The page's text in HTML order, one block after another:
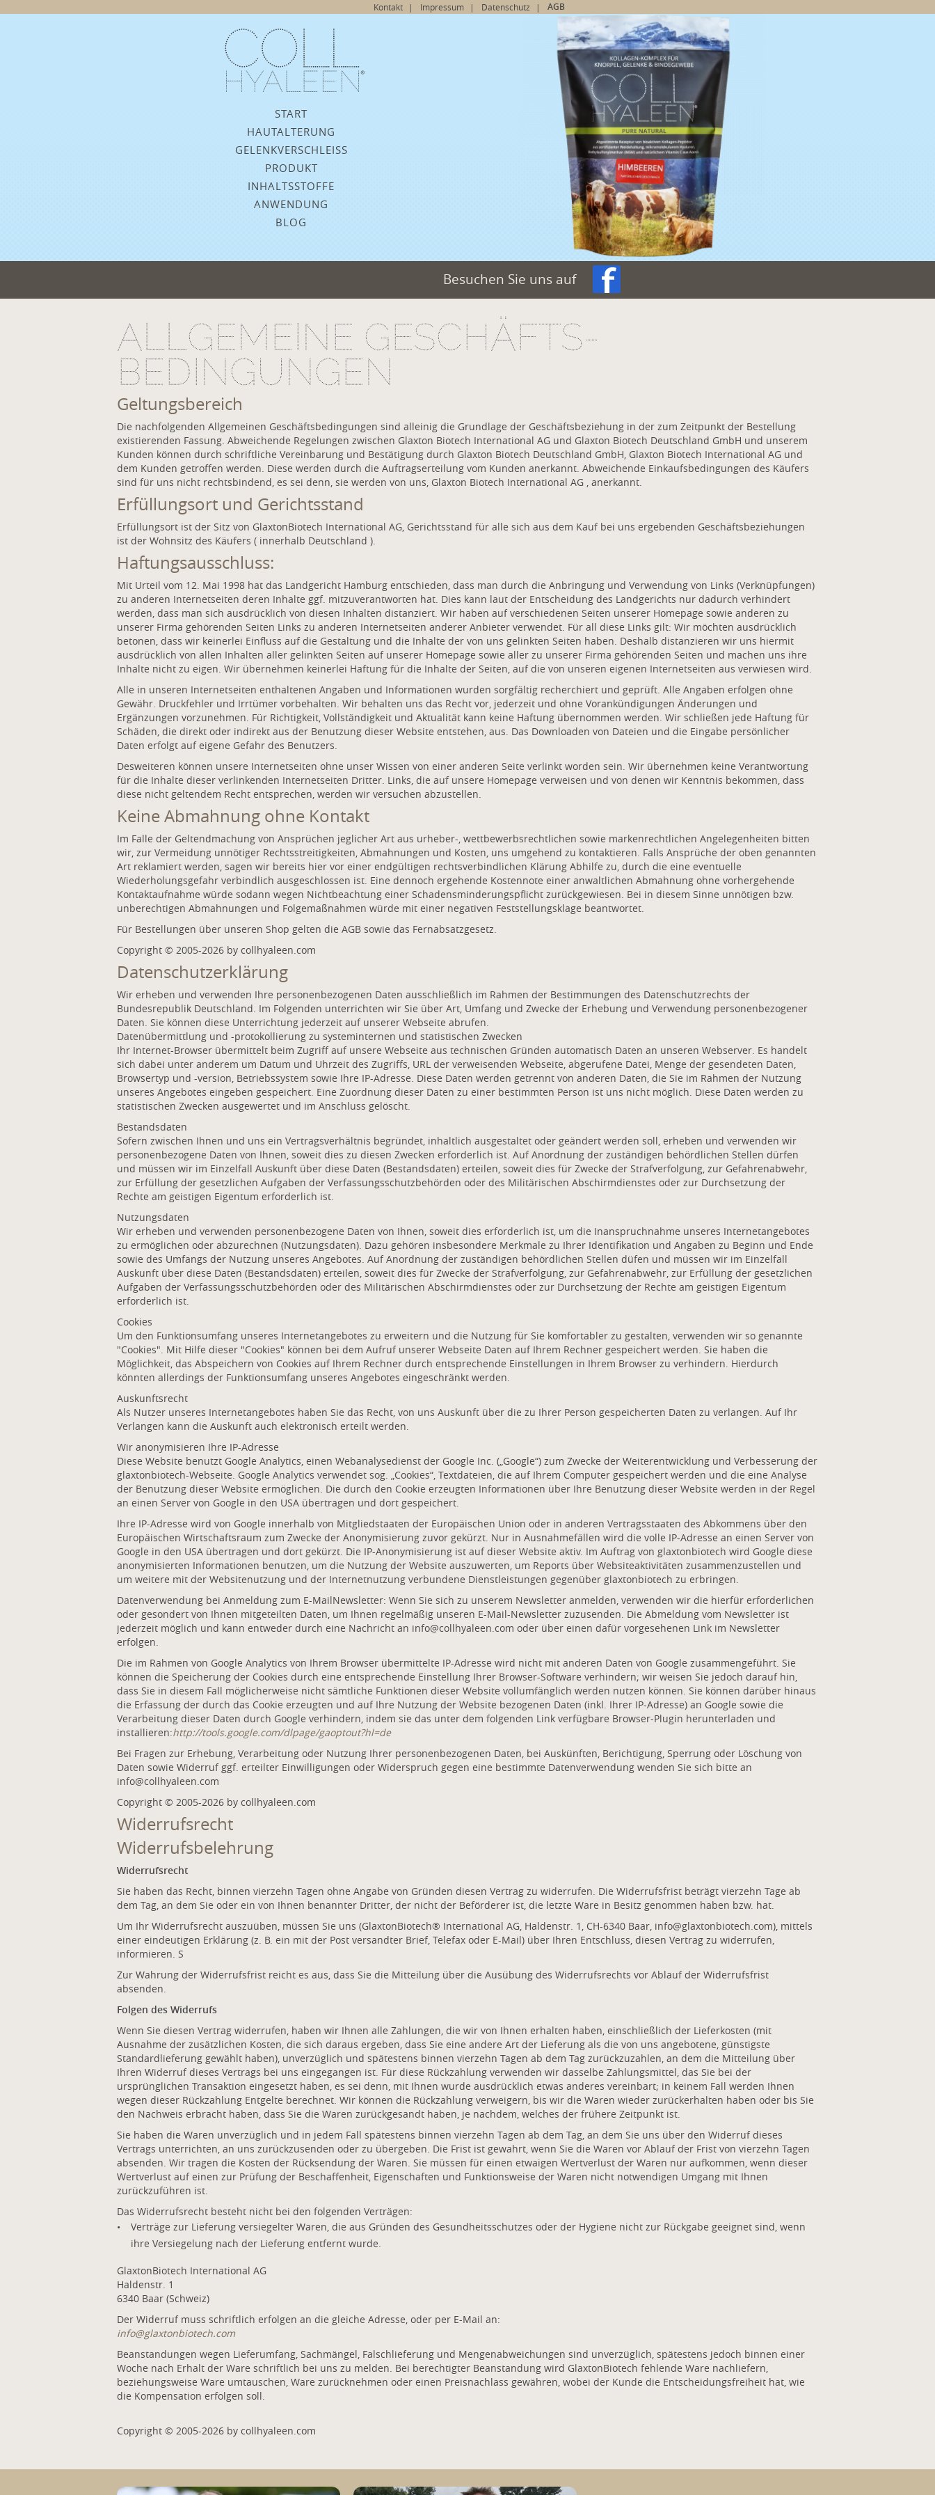
Navigation
Kontakt Impressum Datenschutz AGB
Navigation
START
HAUTALTERUNG
GELENKVERSCHLEISS
PRODUKT
INHALTSSTOFFE
ANWENDUNG
BLOG
Besuchen Sie uns auf
ALLGEMEINE GESCHÄFTS­
BEDINGUNGEN
Geltungsbereich
Die nachfolgenden Allgemeinen Geschäftsbedingungen sind alleinig die Grundlage der Geschäftsbeziehung in der zum Zeitpunkt der Bestellung
existierenden Fassung. Abweichende Regelungen zwischen Glaxton Biotech International AG und Glaxton Biotech Deutschland GmbH und unserem
Kunden können durch schriftliche Vereinbarung und Bestätigung durch Glaxton Biotech Deutschland GmbH, Glaxton Biotech International AG und
dem Kunden getroffen werden. Diese werden durch die Auftragserteilung vom Kunden anerkannt. Abweichende Einkaufsbedingungen des Käufers
sind für uns nicht rechtsbindend, es sei denn, sie werden von uns, Glaxton Biotech International AG , anerkannt.
Erfüllungsort und Gerichtsstand
Erfüllungsort ist der Sitz von GlaxtonBiotech International AG, Gerichtsstand für alle sich aus dem Kauf bei uns ergebenden Geschäftsbeziehungen
ist der Wohnsitz des Käufers ( innerhalb Deutschland ).
Haftungsausschluss:
Mit Urteil vom 12. Mai 1998 hat das Landgericht Hamburg entschieden, dass man durch die Anbringung und Verwendung von Links (Verknüpfungen)
zu anderen Internetseiten deren Inhalte ggf. mitzuverantworten hat. Dies kann laut der Entscheidung des Landgerichts nur dadurch verhindert
werden, dass man sich ausdrücklich von diesen Inhalten distanziert. Wir haben auf verschiedenen Seiten unserer Homepage sowie anderen zu
unserer Firma gehörenden Seiten Links zu anderen Internetseiten anderer Anbieter verwendet. Für all diese Links gilt: Wir möchten ausdrücklich
betonen, dass wir keinerlei Einfluss auf die Gestaltung und die Inhalte der von uns gelinkten Seiten haben. Deshalb distanzieren wir uns hiermit
ausdrücklich von allen Inhalten aller gelinkten Seiten auf unserer Homepage sowie aller zu unserer Firma gehörenden Seiten und machen uns ihre
Inhalte nicht zu eigen. Wir übernehmen keinerlei Haftung für die Inhalte der Seiten, auf die von unseren eigenen Internetseiten aus verwiesen wird.
Alle in unseren Internetseiten enthaltenen Angaben und Informationen wurden sorgfältig recherchiert und geprüft. Alle Angaben erfolgen ohne
Gewähr. Druckfehler und Irrtümer vorbehalten. Wir behalten uns das Recht vor, jederzeit und ohne Vorankündigungen Änderungen und
Ergänzungen vorzunehmen. Für Richtigkeit, Vollständigkeit und Aktualität kann keine Haftung übernommen werden. Wir schließen jede Haftung für
Schäden, die direkt oder indirekt aus der Benutzung dieser Website entstehen, aus. Das Downloaden von Dateien und die Eingabe persönlicher
Daten erfolgt auf eigene Gefahr des Benutzers.
Desweiteren können unsere Internetseiten ohne unser Wissen von einer anderen Seite verlinkt worden sein. Wir übernehmen keine Verantwortung
für die Inhalte dieser verlinkenden Internetseiten Dritter. Links, die auf unsere Homepage verweisen und von denen wir Kenntnis bekommen, dass
diese nicht geltendem Recht entsprechen, werden wir versuchen abzustellen.
Keine Abmahnung ohne Kontakt
Im Falle der Geltendmachung von Ansprüchen jeglicher Art aus urheber-, wettbewerbsrechtlichen sowie markenrechtlichen Angelegenheiten bitten
wir, zur Vermeidung unnötiger Rechtsstreitigkeiten, Abmahnungen und Kosten, uns umgehend zu kontaktieren. Falls Ansprüche der oben genannten
Art reklamiert werden, sagen wir bereits hier vor einer endgültigen rechtsverbindlichen Klärung Abhilfe zu, durch die eine eventuelle
Wiederholungsgefahr verbindlich ausgeschlossen ist. Eine dennoch ergehende Kostennote einer anwaltlichen Abmahnung ohne vorhergehende
Kontaktaufnahme würde sodann wegen Nichtbeachtung einer Schadensminderungspflicht zurückgewiesen. Bei in diesem Sinne unnötigen bzw.
unberechtigen Abmahnungen und Folgemaßnahmen würde mit einer negativen Feststellungsklage beantwortet.
Für Bestellungen über unseren Shop gelten die AGB sowie das Fernabsatzgesetz.
Copyright © 2005-2026 by collhyaleen.com
Datenschutzerklärung
Wir erheben und verwenden Ihre personenbezogenen Daten ausschließlich im Rahmen der Bestimmungen des Datenschutzrechts der
Bundesrepublik Deutschland. Im Folgenden unterrichten wir Sie über Art, Umfang und Zwecke der Erhebung und Verwendung personenbezogener
Daten. Sie können diese Unterrichtung jederzeit auf unserer Webseite abrufen.
Datenübermittlung und -protokollierung zu systeminternen und statistischen Zwecken
Ihr Internet-Browser übermittelt beim Zugriff auf unsere Webseite aus technischen Gründen automatisch Daten an unseren Webserver. Es handelt
sich dabei unter anderem um Datum und Uhrzeit des Zugriffs, URL der verweisenden Webseite, abgerufene Datei, Menge der gesendeten Daten,
Browsertyp und -version, Betriebssystem sowie Ihre IP-Adresse. Diese Daten werden getrennt von anderen Daten, die Sie im Rahmen der Nutzung
unseres Angebotes eingeben gespeichert. Eine Zuordnung dieser Daten zu einer bestimmten Person ist uns nicht möglich. Diese Daten werden zu
statistischen Zwecken ausgewertet und im Anschluss gelöscht.
Bestandsdaten
Sofern zwischen Ihnen und uns ein Vertragsverhältnis begründet, inhaltlich ausgestaltet oder geändert werden soll, erheben und verwenden wir
personenbezogene Daten von Ihnen, soweit dies zu diesen Zwecken erforderlich ist. Auf Anordnung der zuständigen behördlichen Stellen dürfen
und müssen wir im Einzelfall Auskunft über diese Daten (Bestandsdaten) erteilen, soweit dies für Zwecke der Strafverfolgung, zur Gefahrenabwehr,
zur Erfüllung der gesetzlichen Aufgaben der Verfassungsschutzbehörden oder des Militärischen Abschirmdienstes oder zur Durchsetzung der
Rechte am geistigen Eigentum erforderlich ist.
Nutzungsdaten
Wir erheben und verwenden personenbezogene Daten von Ihnen, soweit dies erforderlich ist, um die Inanspruchnahme unseres Internetangebotes
zu ermöglichen oder abzurechnen (Nutzungsdaten). Dazu gehören insbesondere Merkmale zu Ihrer Identifikation und Angaben zu Beginn und Ende
sowie des Umfangs der Nutzung unseres Angebotes. Auf Anordnung der zuständigen behördlichen Stellen düfen und müssen wir im Einzelfall
Auskunft über diese Daten (Bestandsdaten) erteilen, soweit dies für Zwecke der Strafverfolgung, zur Gefahrenabwehr, zur Erfüllung der gesetzlichen
Aufgaben der Verfassungsschutzbehörden oder des Militärischen Abschirmdienstes oder zur Durchsetzung der Rechte am geistigen Eigentum
erforderlich ist.
Cookies
Um den Funktionsumfang unseres Internetangebotes zu erweitern und die Nutzung für Sie komfortabler zu gestalten, verwenden wir so genannte
"Cookies". Mit Hilfe dieser "Cookies" können bei dem Aufruf unserer Webseite Daten auf Ihrem Rechner gespeichert werden. Sie haben die
Möglichkeit, das Abspeichern von Cookies auf Ihrem Rechner durch entsprechende Einstellungen in Ihrem Browser zu verhindern. Hierdurch
könnten allerdings der Funktionsumfang unseres Angebotes eingeschränkt werden.
Auskunftsrecht
Als Nutzer unseres Internetangebotes haben Sie das Recht, von uns Auskunft über die zu Ihrer Person gespeicherten Daten zu verlangen. Auf Ihr
Verlangen kann die Auskunft auch elektronisch erteilt werden.
Wir anonymisieren Ihre IP-Adresse
Diese Website benutzt Google Analytics, einen Webanalysedienst der Google Inc. („Google“) zum Zwecke der Weiterentwicklung und Verbesserung der
glaxtonbiotech-Webseite. Google Analytics verwendet sog. „Cookies“, Textdateien, die auf Ihrem Computer gespeichert werden und die eine Analyse
der Benutzung dieser Website ermöglichen. Die durch den Cookie erzeugten Informationen über Ihre Benutzung dieser Website werden in der Regel
an einen Server von Google in den USA übertragen und dort gespeichert.
Ihre IP-Adresse wird von Google innerhalb von Mitgliedstaaten der Europäischen Union oder in anderen Vertragsstaaten des Abkommens über den
Europäischen Wirtschaftsraum zum Zwecke der Anonymisierung zuvor gekürzt. Nur in Ausnahmefällen wird die volle IP-Adresse an einen Server von
Google in den USA übertragen und dort gekürzt. Die IP-Anonymisierung ist auf dieser Website aktiv. Im Auftrag von glaxtonbiotech wird Google diese
anonymisierten Informationen benutzen, um die Nutzung der Website auszuwerten, um Reports über Websiteaktivitäten zusammenzustellen und
um weitere mit der Websitenutzung und der Internetnutzung verbundene Dienstleistungen gegenüber glaxtonbiotech zu erbringen.
Datenverwendung bei Anmeldung zum E-MailNewsletter: Wenn Sie sich zu unserem Newsletter anmelden, verwenden wir die hierfür erforderlichen
oder gesondert von Ihnen mitgeteilten Daten, um Ihnen regelmäßig unseren E-Mail-Newsletter zuzusenden. Die Abmeldung vom Newsletter ist
jederzeit möglich und kann entweder durch eine Nachricht an info@collhyaleen.com oder über einen dafür vorgesehenen Link im Newsletter
erfolgen.
Die im Rahmen von Google Analytics von Ihrem Browser übermittelte IP-Adresse wird nicht mit anderen Daten von Google zusammengeführt. Sie
können die Speicherung der Cookies durch eine entsprechende Einstellung Ihrer Browser-Software verhindern; wir weisen Sie jedoch darauf hin,
dass Sie in diesem Fall möglicherweise nicht sämtliche Funktionen dieser Website vollumfänglich werden nutzen können. Sie können darüber hinaus
die Erfassung der durch das Cookie erzeugten und auf Ihre Nutzung der Website bezogenen Daten (inkl. Ihrer IP-Adresse) an Google sowie die
Verarbeitung dieser Daten durch Google verhindern, indem sie das unter dem folgenden Link verfügbare Browser-Plugin herunterladen und
installieren:http://tools.google.com/dlpage/gaoptout?hl=de
Bei Fragen zur Erhebung, Verarbeitung oder Nutzung Ihrer personenbezogenen Daten, bei Auskünften, Berichtigung, Sperrung oder Löschung von
Daten sowie Widerruf ggf. erteilter Einwilligungen oder Widerspruch gegen eine bestimmte Datenverwendung wenden Sie sich bitte an
info@collhyaleen.com
Copyright © 2005-2026 by collhyaleen.com
Widerrufsrecht
Widerrufsbelehrung
Widerrufsrecht
Sie haben das Recht, binnen vierzehn Tagen ohne Angabe von Gründen diesen Vertrag zu widerrufen. Die Widerrufsfrist beträgt vierzehn Tage ab
dem Tag, an dem Sie oder ein von Ihnen benannter Dritter, der nicht der Beförderer ist, die letzte Ware in Besitz genommen haben bzw. hat.
Um Ihr Widerrufsrecht auszuüben, müssen Sie uns (GlaxtonBiotech® International AG, Haldenstr. 1, CH-6340 Baar, info@glaxtonbiotech.com), mittels
einer eindeutigen Erklärung (z. B. ein mit der Post versandter Brief, Telefax oder E-Mail) über Ihren Entschluss, diesen Vertrag zu widerrufen,
informieren. S
Zur Wahrung der Widerrufsfrist reicht es aus, dass Sie die Mitteilung über die Ausübung des Widerrufsrechts vor Ablauf der Widerrufsfrist
absenden.
Folgen des Widerrufs
Wenn Sie diesen Vertrag widerrufen, haben wir Ihnen alle Zahlungen, die wir von Ihnen erhalten haben, einschließlich der Lieferkosten (mit
Ausnahme der zusätzlichen Kosten, die sich daraus ergeben, dass Sie eine andere Art der Lieferung als die von uns angebotene, günstigste
Standardlieferung gewählt haben), unverzüglich und spätestens binnen vierzehn Tagen ab dem Tag zurückzuzahlen, an dem die Mitteilung über
Ihren Widerruf dieses Vertrags bei uns eingegangen ist. Für diese Rückzahlung verwenden wir dasselbe Zahlungsmittel, das Sie bei der
ursprünglichen Transaktion eingesetzt haben, es sei denn, mit Ihnen wurde ausdrücklich etwas anderes vereinbart; in keinem Fall werden Ihnen
wegen dieser Rückzahlung Entgelte berechnet. Wir können die Rückzahlung verweigern, bis wir die Waren wieder zurückerhalten haben oder bis Sie
den Nachweis erbracht haben, dass Sie die Waren zurückgesandt haben, je nachdem, welches der frühere Zeitpunkt ist.
Sie haben die Waren unverzüglich und in jedem Fall spätestens binnen vierzehn Tagen ab dem Tag, an dem Sie uns über den Widerruf dieses
Vertrags unterrichten, an uns zurückzusenden oder zu übergeben. Die Frist ist gewahrt, wenn Sie die Waren vor Ablauf der Frist von vierzehn Tagen
absenden. Wir tragen die Kosten der Rücksendung der Waren. Sie müssen für einen etwaigen Wertverlust der Waren nur aufkommen, wenn dieser
Wertverlust auf einen zur Prüfung der Beschaffenheit, Eigenschaften und Funktionsweise der Waren nicht notwendigen Umgang mit Ihnen
zurückzuführen ist.
Das Widerrufsrecht besteht nicht bei den folgenden Verträgen:
Verträge zur Lieferung versiegelter Waren, die aus Gründen des Gesundheitsschutzes oder der Hygiene nicht zur Rückgabe geeignet sind, wenn
ihre Versiegelung nach der Lieferung entfernt wurde.
GlaxtonBiotech International AG
Haldenstr. 1
6340 Baar (Schweiz)
Der Widerruf muss schriftlich erfolgen an die gleiche Adresse, oder per E-Mail an:
info@glaxtonbiotech.com
Beanstandungen wegen Lieferumfang, Sachmängel, Falschlieferung und Mengenabweichungen sind unverzüglich, spätestens jedoch binnen einer
Woche nach Erhalt der Ware schriftlich bei uns zu melden. Bei berechtigter Beanstandung wird GlaxtonBiotech fehlende Ware nachliefern,
beziehungsweise Ware umtauschen, Ware zurücknehmen oder einen Preisnachlass gewähren, wobei der Kunde die Entscheidungsfreiheit hat, wie
die Kompensation erfolgen soll.
Copyright © 2005-2026 by collhyaleen.com